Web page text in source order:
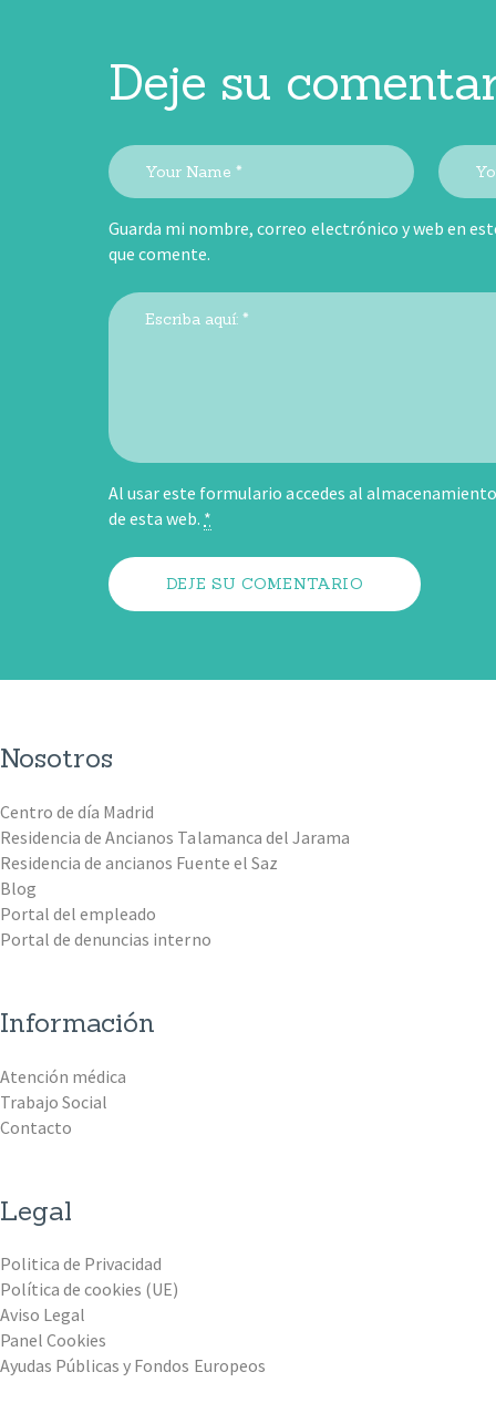
Deje su
Guarda mi nombre, correo electrónico y web en
que comente.
Al usar este formulario accedes al
de esta web. *
Nosotros
Centro de día Madrid
Residencia de Ancianos Talamanca del Jarama
Residencia de ancianos Fuente el Saz
Blog
Portal del empleado
Portal de denuncias interno
Información
Atención médica
Trabajo Social
Contacto
Legal
Politica de Privacidad
Política de cookies (UE)
Aviso Legal
Panel Cookies
Ayudas Públicas y Fondos Europeos